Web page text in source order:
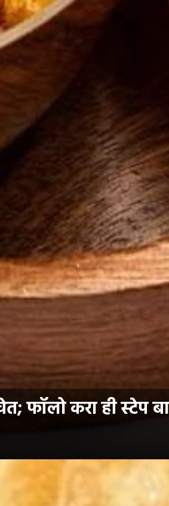
फॉलो करा ही स्टेप